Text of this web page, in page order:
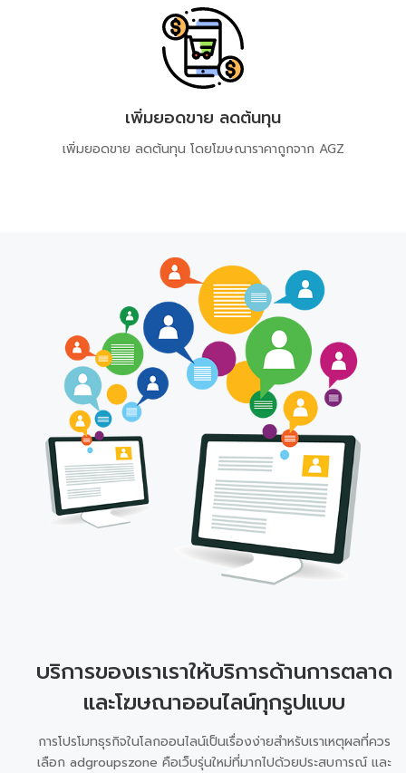
เพิ่มยอดขาย ลดต้นทุน
เพิ่มยอดขาย ลดต้นทุน​ โดยโฆษณาราคาถูกจาก​ AGZ
บริการของเราเราให้บริการด้านการตลาด
และโฆษณาออนไลน์ทุกรูปแบบ
การโปรโมทธุรกิจในโลกออนไลน์เป็นเรื่องง่ายสำหรับเราเหตุผลที่ควร
เลือก adgroupszone คือเว็บรุ่นใหม่ที่มากไปด้วยประสบการณ์ และ